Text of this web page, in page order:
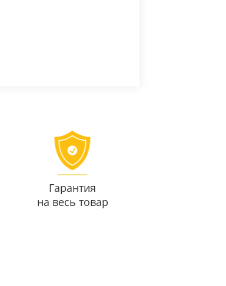
Гарантия
на весь товар